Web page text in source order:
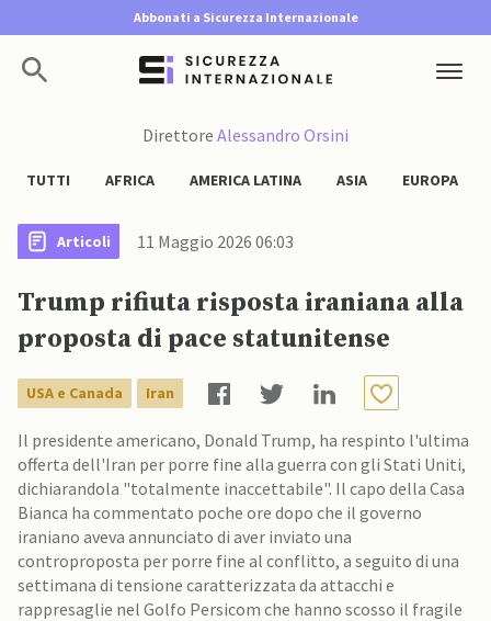
Abbonati a Sicurezza Internazionale
Direttore Alessandro Orsini
TUTTI AFRICA AMERICA LATINA ASIA EUROPA
Articoli 11 Maggio 2026 06:03
Trump rifiuta risposta iraniana alla
proposta di pace statunitense
USA e Canada Iran
Il presidente americano, Donald Trump, ha respinto l'ultima
offerta dell'Iran per porre fine alla guerra con gli Stati Uniti,
dichiarandola "totalmente inaccettabile". Il capo della Casa
Bianca ha commentato poche ore dopo che il governo
iraniano aveva annunciato di aver inviato una
controproposta per porre fine al conflitto, a seguito di una
settimana di tensione caratterizzata da attacchi e
rappresaglie nel Golfo Persicom che hanno scosso il fragile